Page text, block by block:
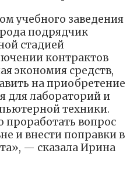
учебного заведения
подрядчик
стадией
контрактов
экономия средств,
на приобретение
для лабораторий и
техники.
проработать вопрос
и внести поправки в
— сказала Ирина